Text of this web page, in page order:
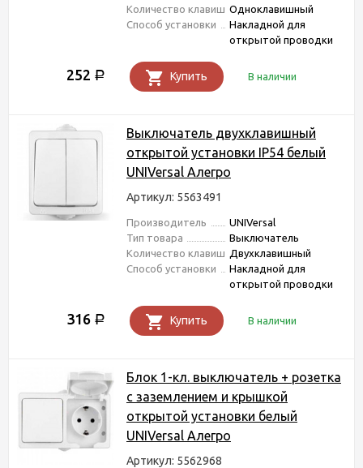
Количество клавиш Одноклавишный
Способ установки
Накладной для
открытой проводки
252 Р Купить В наличии
Выключатель двухклавишный
открытой установки IP54 белый
UNIVersal Алегро
Артикул: 5563491
Производитель
UNIVersal
Тип товара
Выключатель
Количество клавиш Двухклавишный
Способ установки
Накладной для
открытой проводки
316 Р Купить В наличии
Блок 1-кл. выключатель + розетка
с заземлением и крышкой
открытой установки белый
UNIVersal Алегро
Артикул: 5562968